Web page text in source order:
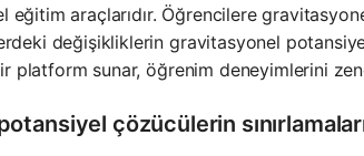
eğitim araçlarıdır. Öğrencilere
değişikliklerin gravitasyonel
platform sunar, öğrenim deneyimlerini
çözücülerin